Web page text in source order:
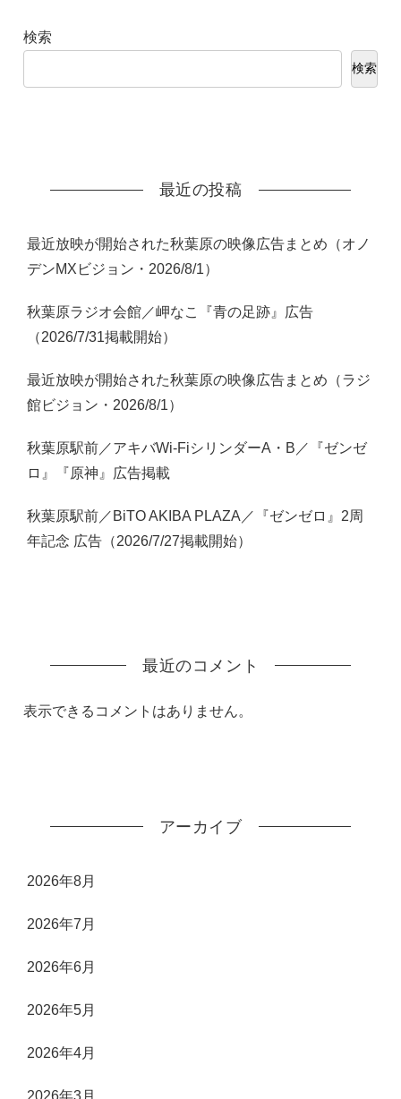
検索
検索
最近の投稿
最近放映が開始された秋葉原の映像広告まとめ（オノ
デンMXビジョン・2026/8/1）
秋葉原ラジオ会館／岬なこ『青の足跡』広告
（2026/7/31掲載開始）
最近放映が開始された秋葉原の映像広告まとめ（ラジ
館ビジョン・2026/8/1）
秋葉原駅前／アキバWi-FiシリンダーA・B／『ゼンゼ
ロ』『原神』広告掲載
秋葉原駅前／BiTO AKIBA PLAZA／『ゼンゼロ』2周
年記念 広告（2026/7/27掲載開始）
最近のコメント
表示できるコメントはありません。
アーカイブ
2026年8月
2026年7月
2026年6月
2026年5月
2026年4月
2026年3月